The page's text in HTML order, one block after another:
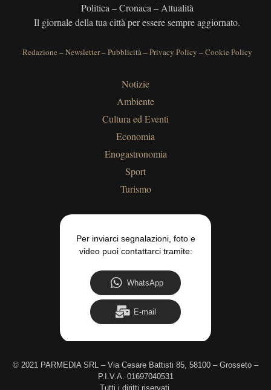
Politica – Cronaca – Attualità
Il giornale della tua città per essere sempre aggiornato.
Redazione –Newsletter–Pubblicità –Privacy Policy –Cookie Policy
Notizie
Ambiente
Cultura ed Eventi
Economia
Enogastronomia
Sport
Turismo
Per inviarci segnalazioni, foto e
video puoi contattarci tramite:
WhatsApp
E-mail
© 2021 PARMEDIA SRL – Via Cesare Battisti 85, 58100 – Grosseto –
P.I.V.A. 01697040531
Tutti i diritti riservati.